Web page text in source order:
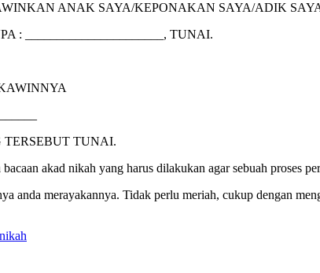
ANAK SAYA/KEPONAKAN SAYA/ADIK
: ______________________, TUNAI.
TUNAI.
akad nikah yang harus dilakukan agar sebuah proses
anda merayakannya. Tidak perlu meriah, cukup dengan